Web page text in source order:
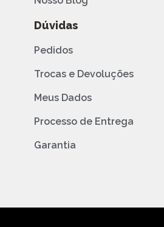
Dúvidas
Pedidos
Trocas e Devoluções
Meus Dados
Processo de Entrega
Garantia